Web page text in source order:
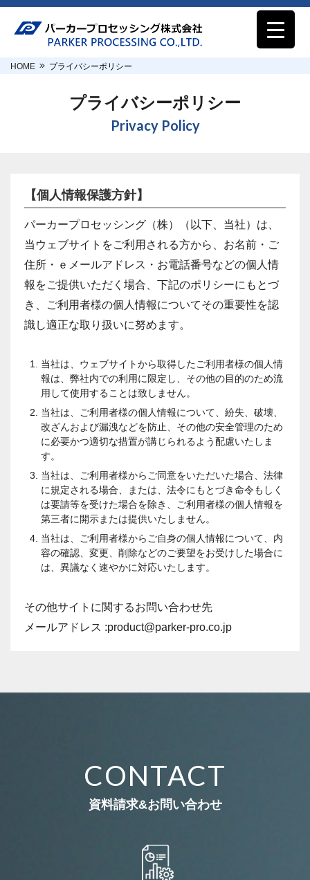
HOME プライバシーポリシー
プライバシーポリシー
Privacy Policy
【個人情報保護方針】
パーカープロセッシング（株）（以下、当社）は、
当ウェブサイトをご利用される方から、お名前・ご
住所・ｅメールアドレス・お電話番号などの個人情
報をご提供いただく場合、下記のポリシーにもとづ
き、ご利用者様の個人情報についてその重要性を認
識し適正な取り扱いに努めます。
当社は、ウェブサイトから取得したご利用者様の個人情
報は、弊社内での利用に限定し、その他の目的のため流
用して使用することは致しません。
当社は、ご利用者様の個人情報について、紛失、破壊、
改ざんおよび漏洩などを防止、その他の安全管理のため
に必要かつ適切な措置が講じられるよう配慮いたしま
す。
当社は、ご利用者様からご同意をいただいた場合、法律
に規定される場合、または、法令にもとづき命令もしく
は要請等を受けた場合を除き、ご利用者様の個人情報を
第三者に開示または提供いたしません。
当社は、ご利用者様からご自身の個人情報について、内
容の確認、変更、削除などのご要望をお受けした場合に
は、異議なく速やかに対応いたします。
その他サイトに関するお問い合わせ先
メールアドレス :product@parker-pro.co.jp
CONTACT
資料請求&お問い合わせ